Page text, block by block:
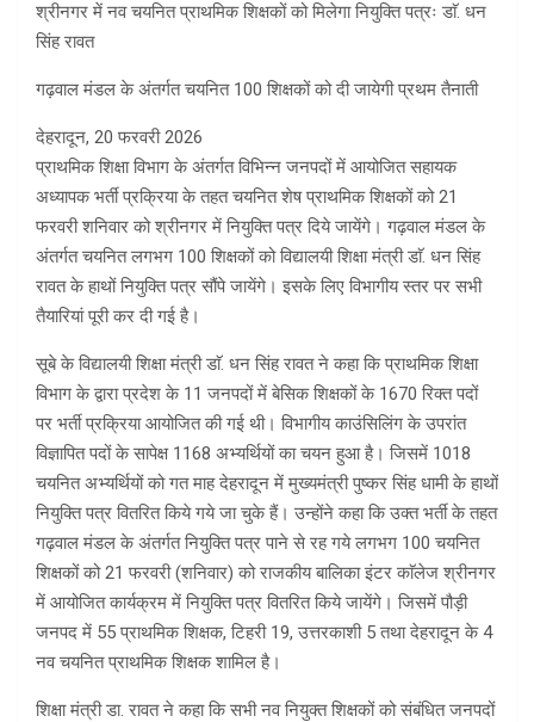
श्रीनगर में नव चयनित प्राथमिक शिक्षकों को मिलेगा नियुक्ति पत्रः डाॅ. धन
सिंह रावत
गढ़वाल मंडल के अंतर्गत चयनित 100 शिक्षकों को दी जायेगी प्रथम तैनाती
देहरादून, 20 फरवरी 2026
प्राथमिक शिक्षा विभाग के अंतर्गत विभिन्न जनपदों में आयोजित सहायक
अध्यापक भर्ती प्रक्रिया के तहत चयनित शेष प्राथमिक शिक्षकों को 21
फरवरी शनिवार को श्रीनगर में नियुक्ति पत्र दिये जायेंगे। गढ़वाल मंडल के
अंतर्गत चयनित लगभग 100 शिक्षकों को विद्यालयी शिक्षा मंत्री डाॅ. धन सिंह
रावत के हाथों नियुक्ति पत्र सौंपे जायेंगे। इसके लिए विभागीय स्तर पर सभी
तैयारियां पूरी कर दी गई है।
सूबे के विद्यालयी शिक्षा मंत्री डाॅ. धन सिंह रावत ने कहा कि प्राथमिक शिक्षा
विभाग के द्वारा प्रदेश के 11 जनपदों में बेसिक शिक्षकों के 1670 रिक्त पदों
पर भर्ती प्रक्रिया आयोजित की गई थी। विभागीय काउंसिलिंग के उपरांत
विज्ञापित पदों के सापेक्ष 1168 अभ्यर्थियों का चयन हुआ है। जिसमें 1018
चयनित अभ्यर्थियों को गत माह देहरादून में मुख्यमंत्री पुष्कर सिंह धामी के हाथों
नियुक्ति पत्र वितरित किये गये जा चुके हैं। उन्होंने कहा कि उक्त भर्ती के तहत
गढ़वाल मंडल के अंतर्गत नियुक्ति पत्र पाने से रह गये लगभग 100 चयनित
शिक्षकों को 21 फरवरी (शनिवार) को राजकीय बालिका इंटर काॅलेज श्रीनगर
में आयोजित कार्यक्रम में नियुक्ति पत्र वितरित किये जायेंगे। जिसमें पौड़ी
जनपद में 55 प्राथमिक शिक्षक, टिहरी 19, उत्तरकाशी 5 तथा देहरादून के 4
नव चयनित प्राथमिक शिक्षक शामिल है।
शिक्षा मंत्री डा. रावत ने कहा कि सभी नव नियुक्त शिक्षकों को संबंधित जनपदों